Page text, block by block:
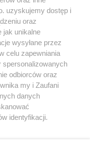
z portali
się z nami
uzyskujemy dostęp i
oraz
jak unikalne
wysyłane przez
celu zapewniania
spersonalizowanych
odbiorców oraz
my i Zaufani
danych
identyfikacji.